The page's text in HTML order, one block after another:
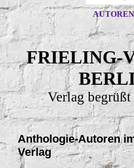
AUTOREN
FRIELING-
Verlag
Anthologie-Autoren
Verlag